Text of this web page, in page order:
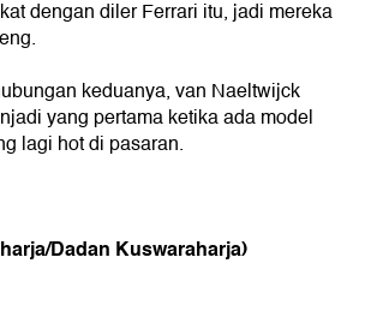
dengan diler Ferrari itu, jadi mereka
keduanya, van Naeltwijck
yang pertama ketika ada model
lagi hot di pasaran.
Dadan Kuswaraharja)